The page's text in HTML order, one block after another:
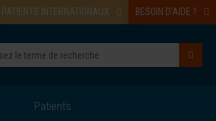
PATIENTS INTERNATIONAUX BESOIN D’AIDE ?
Patients